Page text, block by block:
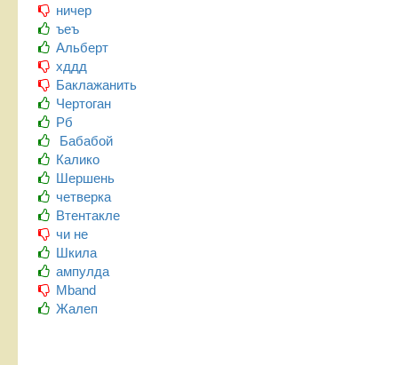
ничер
ъеъ
Альберт
хддд
Баклажанить
Чертоган
Рб
Бабабой
Калико
Шершень
четверка
Втентакле
чи не
Шкила
ампулда
Mband
Жалеп